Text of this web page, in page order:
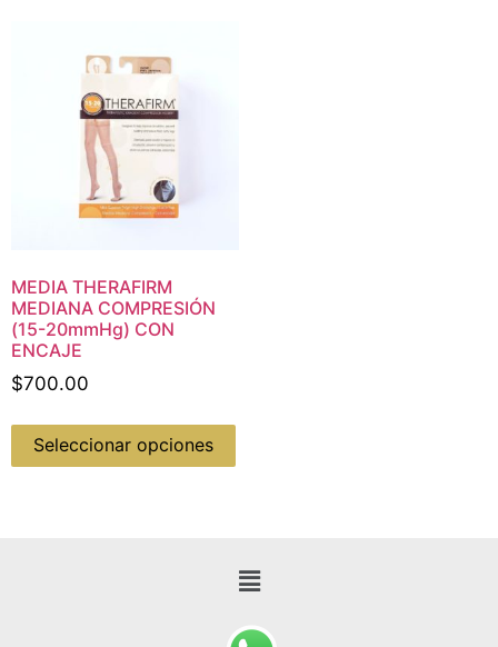
MEDIA THERAFIRM
MEDIANA COMPRESIÓN
(15-20mmHg) CON
ENCAJE
$700.00
Seleccionar opciones